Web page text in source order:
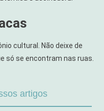
cultural. Não deixe de
só se encontram nas ruas.
artigos